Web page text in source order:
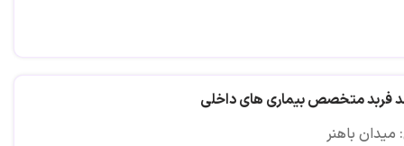
فربد متخصص بیماری های داخلی
باهنر